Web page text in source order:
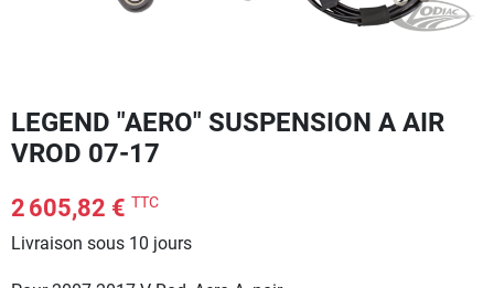
LEGEND "AERO" SUSPENSION A AIR
VROD 07-17
2 605,82 € TTC
Livraison sous 10 jours